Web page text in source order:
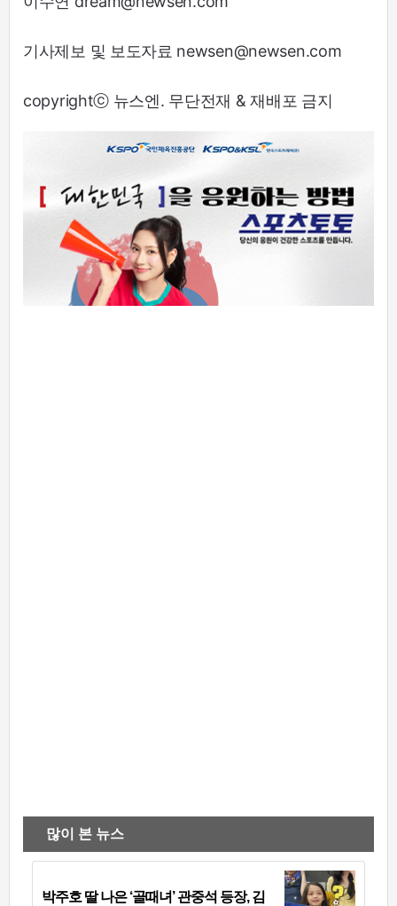
기사제보 및 보도자료 newsen@newsen.com
copyrightⓒ 뉴스엔. 무단전재 & 재배포 금지
많이 본 뉴스
박주호 딸 나은 ‘골때녀’ 관중석 등장, 김